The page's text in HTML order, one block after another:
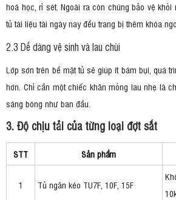
hoá học, rỉ sét. Ngoài ra còn chúng bảo vệ
tủ tài liệu tài ngày nay đều trang bị thêm khóa
2.3 Dễ dàng vệ sinh và lau chùi
Lớp sơn trên bề mặt tủ sẽ giúp ít bám bụi, quá
hơn. Chỉ cần một chiếc khăn mỏng lau nhẹ là
sáng bóng như ban đầu.
3. Độ chịu tải của từng loại đợt sắt
STT Sản phẩm
1 Tủ ngăn kéo TU7F, 10F, 15F